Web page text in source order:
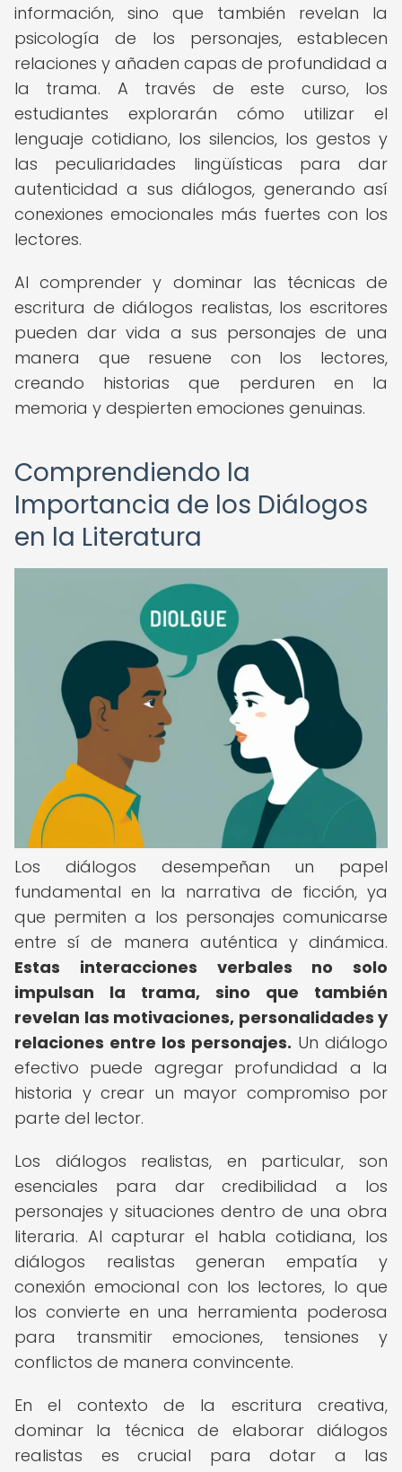
información, sino que también revelan la
psicología de los personajes, establecen
relaciones y añaden capas de profundidad a
la trama. A través de este curso, los
estudiantes explorarán cómo utilizar el
lenguaje cotidiano, los silencios, los gestos y
las peculiaridades lingüísticas para dar
autenticidad a sus diálogos, generando así
conexiones emocionales más fuertes con los
lectores.
Al comprender y dominar las técnicas de
escritura de diálogos realistas, los escritores
pueden dar vida a sus personajes de una
manera que resuene con los lectores,
creando historias que perduren en la
memoria y despierten emociones genuinas.
Comprendiendo la
Importancia de los Diálogos
en la Literatura
Los diálogos desempeñan un papel
fundamental en la narrativa de ficción, ya
que permiten a los personajes comunicarse
entre sí de manera auténtica y dinámica.
Estas interacciones verbales no solo
impulsan la trama, sino que también
revelan las motivaciones, personalidades y
relaciones entre los personajes. Un diálogo
efectivo puede agregar profundidad a la
historia y crear un mayor compromiso por
parte del lector.
Los diálogos realistas, en particular, son
esenciales para dar credibilidad a los
personajes y situaciones dentro de una obra
literaria. Al capturar el habla cotidiana, los
diálogos realistas generan empatía y
conexión emocional con los lectores, lo que
los convierte en una herramienta poderosa
para transmitir emociones, tensiones y
conflictos de manera convincente.
En el contexto de la escritura creativa,
dominar la técnica de elaborar diálogos
realistas es crucial para dotar a las